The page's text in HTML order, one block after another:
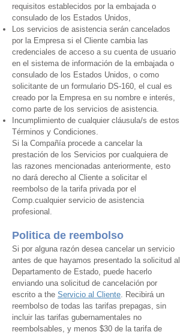
requisitos establecidos por la embajada o
consulado de los Estados Unidos,
Los servicios de asistencia serán cancelados
por la Empresa si el Cliente cambia las
credenciales de acceso a su cuenta de usuario
en el sistema de información de la embajada o
consulado de los Estados Unidos, o como
solicitante de un formulario DS-160, el cual es
creado por la Empresa en su nombre e interés,
como parte de los servicios de asistencia.
Incumplimiento de cualquier cláusula/s de estos
Términos y Condiciones.
Si la Compañía procede a cancelar la
prestación de los Servicios por cualquiera de
las razones mencionadas anteriormente, esto
no dará derecho al Cliente a solicitar el
reembolso de la tarifa privada por el
Comp.cualquier servicio de asistencia
profesional.
Politica de reembolso
Si por alguna razón desea cancelar un servicio
antes de que hayamos presentado la solicitud al
Departamento de Estado, puede hacerlo
enviando una solicitud de cancelación por
escrito athe Servicio al Cliente. Recibirá un
reembolso de todas las tarifas prepagas, sin
incluir las tarifas gubernamentales no
reembolsables, y menos $30 de la tarifa de